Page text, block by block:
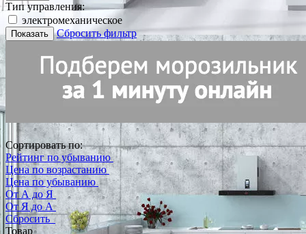
Тип управления:
электромеханическое
Показать Сбросить фильтр
Сортировать по:
Рейтинг по убыванию
Цена по возрастанию
Цена по убыванию
От А до Я
От Я до А
Сбросить
Товар